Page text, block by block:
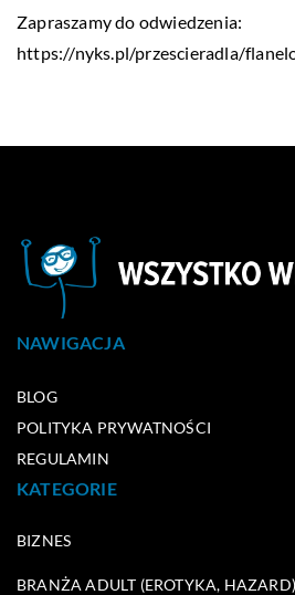
Zapraszamy do odwiedzenia:
https://nyks.pl/przescieradla/
NAWIGACJA
BLOG
POLITYKA PRYWATNOŚCI
REGULAMIN
KATEGORIE
BIZNES
BRANŻA ADULT (EROTYKA, HAZARD)